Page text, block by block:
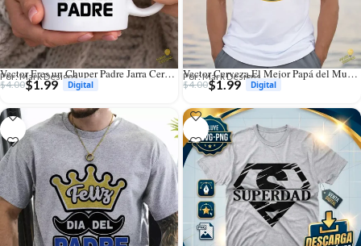
Vector Eres un Chuper Padre Jarra Cerveza para Sublimación
Por: Mark Designs
$4.00$1.99
Vector Cerveza El Mejor Papá del Mundo para Sublimación
Por: Mark Designs
$4.00$1.99